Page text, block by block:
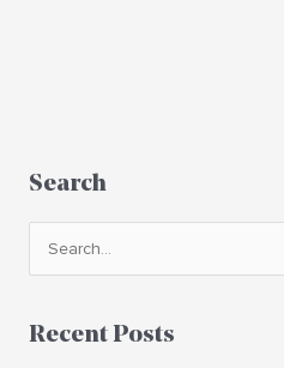
Search
r
Recent Posts